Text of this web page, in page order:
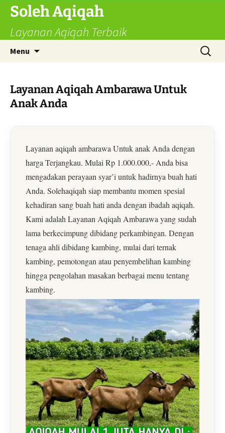
Skip
content
Soleh Aqiqah
Layanan Aqiqah Terbaik
Menu
Search
for:
Layanan Aqiqah Ambarawa Untuk
Anak Anda
Layanan aqiqah ambarawa Untuk anak Anda dengan
harga Terjangkau. Mulai Rp 1.000.000,- Anda bisa
mengadakan perayaan syar’i untuk hadirnya buah hati
Anda. Solehaqiqah siap membantu momen spesial
kehadiran sang buah hati anda dengan ibadah aqiqah.
Kami adalah Layanan Aqiqah Ambarawa yang sudah
lama berkecimpung dibidang perkambingan. Dengan
tenaga ahli dibidang kambing, mulai dari ternak
kambing, pemotongan atau penyembelihan kambing
hingga pengolahan masakan berbagai menu tentang
kambing.